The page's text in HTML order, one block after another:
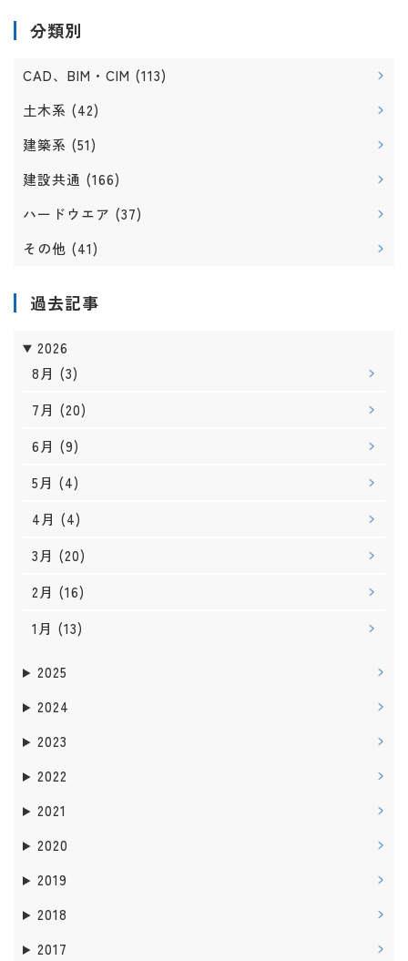
分類別
CAD、BIM・CIM (113)
土木系 (42)
建築系 (51)
建設共通 (166)
ハードウエア (37)
その他 (41)
過去記事
2026
8月 (3)
7月 (20)
6月 (9)
5月 (4)
4月 (4)
3月 (20)
2月 (16)
1月 (13)
2025
2024
2023
2022
2021
2020
2019
2018
2017